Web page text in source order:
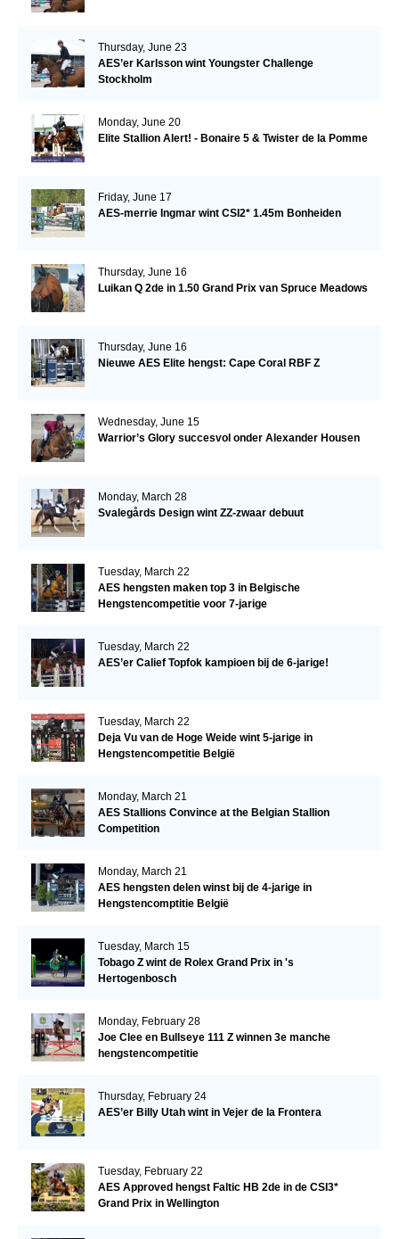
Thursday, June 23
AES’er Karlsson wint Youngster Challenge
Stockholm
Monday, June 20
Elite Stallion Alert! - Bonaire 5 & Twister de la Pomme
Friday, June 17
AES-merrie Ingmar wint CSI2* 1.45m Bonheiden
Thursday, June 16
Luikan Q 2de in 1.50 Grand Prix van Spruce Meadows
Thursday, June 16
Nieuwe AES Elite hengst: Cape Coral RBF Z
Wednesday, June 15
Warrior’s Glory succesvol onder Alexander Housen
Monday, March 28
Svalegårds Design wint ZZ-zwaar debuut
Tuesday, March 22
AES hengsten maken top 3 in Belgische
Hengstencompetitie voor 7-jarige
Tuesday, March 22
AES’er Calief Topfok kampioen bij de 6-jarige!
Tuesday, March 22
Deja Vu van de Hoge Weide wint 5-jarige in
Hengstencompetitie België
Monday, March 21
AES Stallions Convince at the Belgian Stallion
Competition
Monday, March 21
AES hengsten delen winst bij de 4-jarige in
Hengstencomptitie België
Tuesday, March 15
Tobago Z wint de Rolex Grand Prix in 's
Hertogenbosch
Monday, February 28
Joe Clee en Bullseye 111 Z winnen 3e manche
hengstencompetitie
Thursday, February 24
AES’er Billy Utah wint in Vejer de la Frontera
Tuesday, February 22
AES Approved hengst Faltic HB 2de in de CSI3*
Grand Prix in Wellington